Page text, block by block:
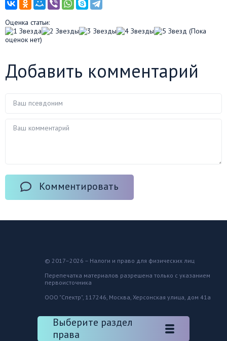
Оценка статьи:
(Пока
оценок нет)
Добавить комментарий
Комментировать
© 2017–2026 – Налоги и право для физических лиц
Перепечатка материалов разрешена только с указанием
первоисточника
ООО "Спектр", 117246, Москва, Херсонская улица, дом 41а
Выберите раздел
права